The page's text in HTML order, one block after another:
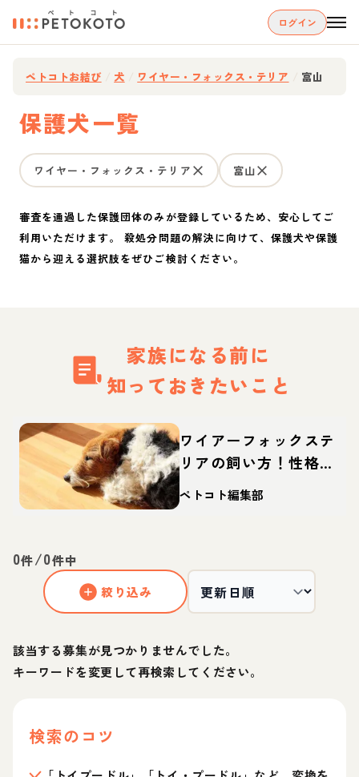
ログイン
ペトコトお結び 犬 ワイヤー・フォックス・テリア 富山
保護犬一覧
ワイヤー・フォックス・テリア 富山
審査を通過した保護団体のみが登録しているため、安心してご
利用いただけます。 殺処分問題の解決に向けて、保護犬や保護
猫から迎える選択肢をぜひご検討ください。
家族になる前に
知っておきたいこと
ワイアーフォックステ
リアの飼い方！性格や
寿命、しつけなどを解
ペトコト編集部
0件/0件中
絞り込み
該当する募集が見つかりませんでした。
キーワードを変更して再検索してください。
検索のコツ